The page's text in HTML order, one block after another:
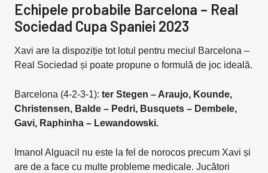
Echipele probabile Barcelona – Real
Sociedad Cupa Spaniei 2023
Xavi are la dispoziție tot lotul pentru meciul Barcelona –
Real Sociedad și poate propune o formulă de joc ideală.
Barcelona (4-2-3-1): ter Stegen – Araujo, Kounde,
Christensen, Balde – Pedri, Busquets – Dembele,
Gavi, Raphinha – Lewandowski.
Imanol Alguacil nu este la fel de norocos precum Xavi și
are de a face cu multe probleme medicale. Jucători